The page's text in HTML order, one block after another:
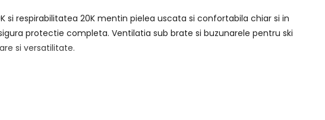
si respirabilitatea 20K mentin pielea uscata si confortabila chiar si in
protectie completa. Ventilatia sub brate si buzunarele pentru ski
si versatilitate.